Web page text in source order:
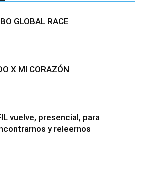
GLOBAL RACE
X MI CORAZÓN
vuelve, presencial, para
y releernos